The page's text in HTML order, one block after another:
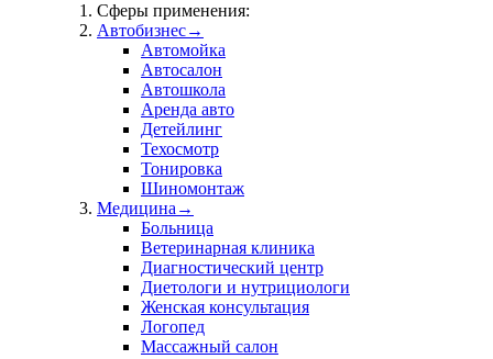
Сферы применения:
Автобизнес→
Автомойка
Автосалон
Автошкола
Аренда авто
Детейлинг
Техосмотр
Тонировка
Шиномонтаж
Медицина →
Больница
Ветеринарная клиника
Диагностический центр
Диетологи и нутрициологи
Женская консультация
Логопед
Массажный салон